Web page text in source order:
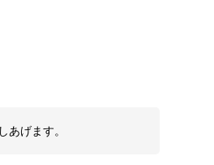
げます。